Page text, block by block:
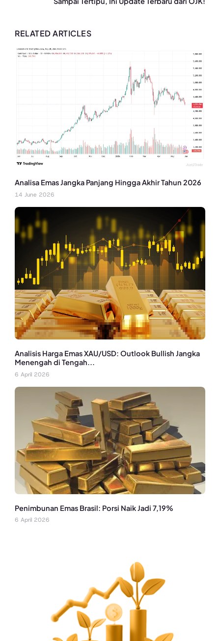
RELATED ARTICLES
Analisa Emas Jangka Panjang Hingga Akhir Tahun 2026
14 June 2026
Analisis Harga Emas XAU/USD: Outlook Bullish Jangka
Menengah di Tengah...
6 April 2026
Penimbunan Emas Brasil: Porsi Naik Jadi 7,19%
6 April 2026